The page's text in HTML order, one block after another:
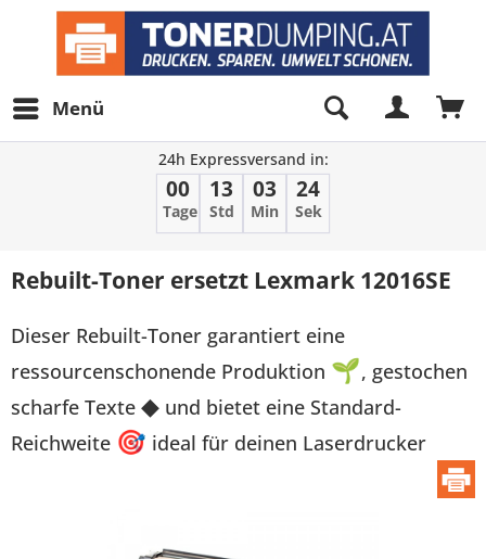
Menü
24h Expressversand in:
00
Tage
13
Std
03
Min
24
Sek
Rebuilt-Toner ersetzt Lexmark 12016SE
Dieser Rebuilt-Toner garantiert eine
ressourcenschonende Produktion 🌱, gestochen
scharfe Texte ◆ und bietet eine Standard-
Reichweite 🎯 ideal für deinen Laserdrucker